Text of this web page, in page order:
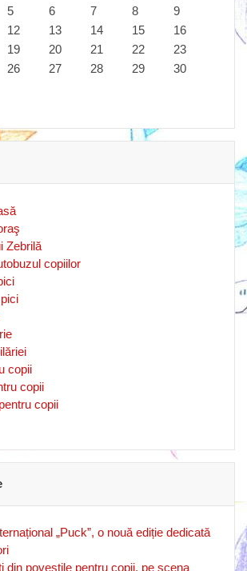
5 6 7 8
9
12 13 14 15
16
19 20 21 22
23
26 27 28 29
30
Zebrilă
copiilor
copii
copii
copii
„Puck”, o nouă ediție dedicată
din poveștile pentru copii, pe scena